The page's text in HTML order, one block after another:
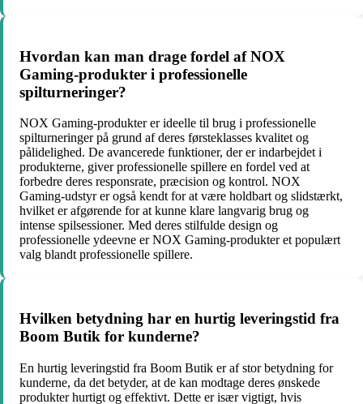
Hvordan kan man drage fordel af NOX
Gaming-produkter i professionelle
spilturneringer?
NOX Gaming-produkter er ideelle til brug i professionelle
spilturneringer på grund af deres førsteklasses kvalitet og
pålidelighed. De avancerede funktioner, der er indarbejdet i
produkterne, giver professionelle spillere en fordel ved at
forbedre deres responsrate, præcision og kontrol. NOX
Gaming-udstyr er også kendt for at være holdbart og slidstærkt,
hvilket er afgørende for at kunne klare langvarig brug og
intense spilsessioner. Med deres stilfulde design og
professionelle ydeevne er NOX Gaming-produkter et populært
valg blandt professionelle spillere.
Hvilken betydning har en hurtig leveringstid fra
Boom Butik for kunderne?
En hurtig leveringstid fra Boom Butik er af stor betydning for
kunderne, da det betyder, at de kan modtage deres ønskede
produkter hurtigt og effektivt. Dette er især vigtigt, hvis